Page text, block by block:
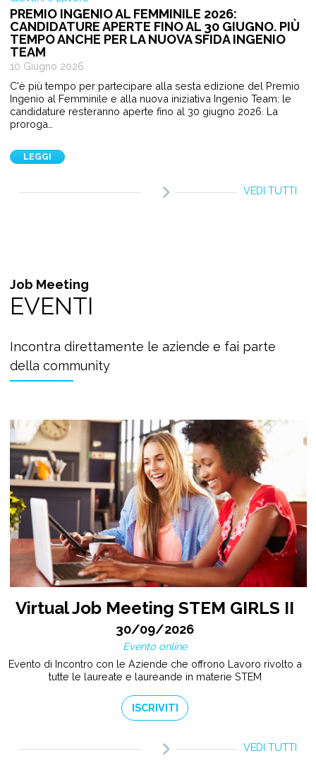
PREMIO INGENIO AL FEMMINILE 2026:
CANDIDATURE APERTE FINO AL 30 GIUGNO. PIÙ
TEMPO ANCHE PER LA NUOVA SFIDA INGENIO
TEAM
10 Giugno 2026
C'è più tempo per partecipare alla sesta edizione del Premio
Ingenio al Femminile e alla nuova iniziativa Ingenio Team: le
candidature resteranno aperte fino al 30 giugno 2026. La
proroga…
LEGGI
VEDI TUTTI
Job Meeting
EVENTI
Incontra direttamente le aziende e fai parte
della community
Virtual Job Meeting STEM GIRLS II
30/09/2026
Evento online
Evento di Incontro con le Aziende che offrono Lavoro rivolto a
tutte le laureate e laureande in materie STEM
ISCRIVITI
VEDI TUTTI